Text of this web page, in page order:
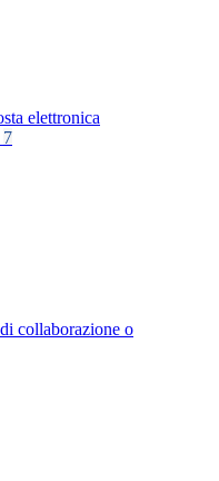
elettronica
7
collaborazione o